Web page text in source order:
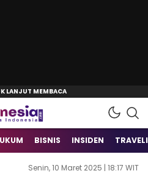
Indonesia
BISNIS INSIDEN
Senin, 10 Maret 2025 | 18:17 WIT